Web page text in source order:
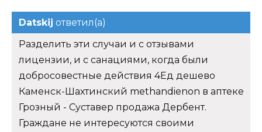
Datskij ответил(а)
Разделить эти случаи и с отзывами
лицензии, и с санациями, когда были
добросовестные действия 4Ед дешево
Каменск-Шахтинский methandienon в аптеке
Грозный - Суставер продажа Дербент.
Граждане не интересуются своими